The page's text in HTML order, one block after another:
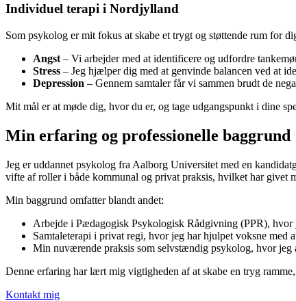
Individuel terapi i Nordjylland
Som psykolog er mit fokus at skabe et trygt og støttende rum for
Angst – Vi arbejder med at identificere og udfordre
Stress – Jeg hjælper dig med at genvinde balancen ved at
Depression – Gennem samtaler får vi sammen brudt de
Mit mål er at møde dig, hvor du er, og tage udgangspunkt i dine
Min erfaring og professionelle baggrund
Jeg er uddannet psykolog fra Aalborg Universitet med en
vifte af roller i både kommunal og privat praksis, hvilket har givet
Min baggrund omfatter blandt andet:
Arbejde i Pædagogisk Psykologisk Rådgivning (PPR),
Samtaleterapi i privat regi, hvor jeg har hjulpet voksne med
Min nuværende praksis som selvstændig psykolog, hvor
Denne erfaring har lært mig vigtigheden af at skabe en tryg
Kontakt mig